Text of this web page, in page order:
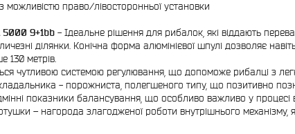
можливістю право/лівосторонньої установки
5000 9+1bb - Ідеальне рішення для рибалок, які віддають
ділянки. Конічна форма алюмінієвої шпулі дозволяє
130 метрів.
чутливою системою регулювання, що допоможе рибалці з
- порожниста, полегшеного типу, що позитивно
показники балансування, що особливо важливо у
– нагорода злагодженої роботи внутрішнього механізму,